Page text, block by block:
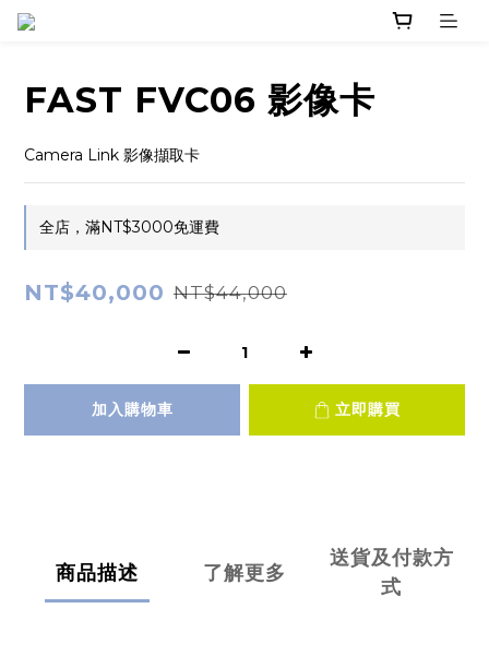
FAST FVC06 影像卡
Camera Link 影像擷取卡
全店，滿NT$3000免運費
NT$40,000 NT$44,000
加入購物車 立即購買
商品描述 了解更多
送貨及付款方
式